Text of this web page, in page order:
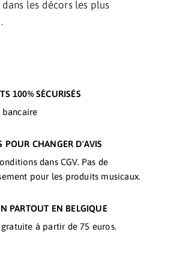
les décors les plus
100% SÉCURISÉS
POUR CHANGER D'AVIS
dans CGV. Pas de
pour les produits musicaux.
PARTOUT EN BELGIQUE
à partir de 75 euros.